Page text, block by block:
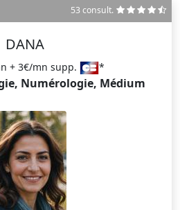
53 consult.
DANA
+ 3€/mn supp. *
Numérologie, Médium